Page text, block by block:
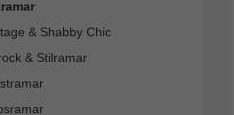
& Shabby Chic
& Stilramar